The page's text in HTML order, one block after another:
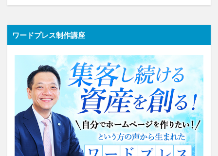
ワードプレス制作講座